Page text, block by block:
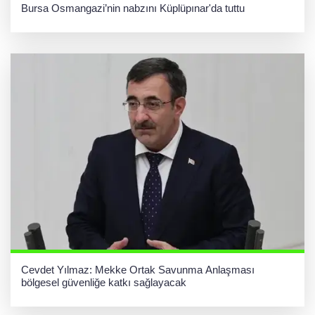
Bursa Osmangazi’nin nabzını Küplüpınar'da tuttu
Cevdet Yılmaz: Mekke Ortak Savunma Anlaşması
bölgesel güvenliğe katkı sağlayacak